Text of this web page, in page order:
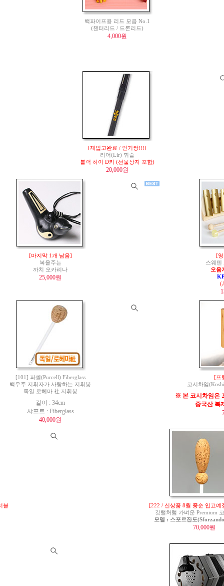
백파이프용 리드 모음 No.1
(챈터리드 / 드론리드)
4,000원
[재입고완료 / 인기짱!!!]
리어(Lir) 휘슬
블랙 하이 D키 (선물상자 포함)
20,000원
[마지막 1개 남음]
복을주는
까치 오카리나
25,000원
[
스웨덴
오음
[101] 퍼셀(Purcell) Fiberglass
백우주 지휘자가 사랑하는 지휘봉
독일 로헤마 社 지휘봉
길이 : 34cm
샤프트 : Fiberglass
40,000원
[프
코시차임
※ 본 코시차임은
중국산 복
블
[222 / 신상품 8월 중순 입고예
깃털처럼 가벼운 Premium
모델 : 스포르잔도
70,000원